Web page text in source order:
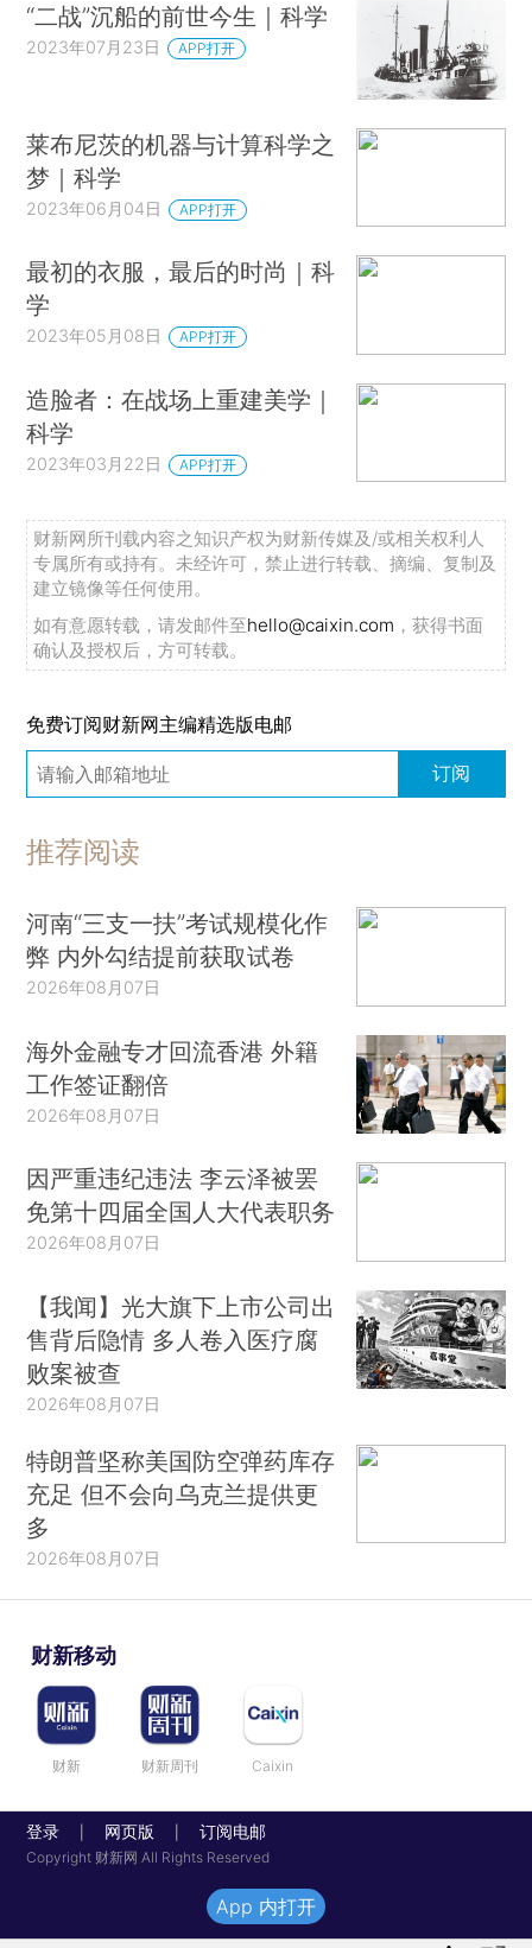
“二战”沉船的前世今生｜科学
2023年07月23日 APP打开
莱布尼茨的机器与计算科学之
梦｜科学
2023年06月04日 APP打开
最初的衣服，最后的时尚｜科
学
2023年05月08日 APP打开
造脸者：在战场上重建美学｜
科学
2023年03月22日 APP打开
财新网所刊载内容之知识产权为财新传媒及/或相关权利人
专属所有或持有。未经许可，禁止进行转载、摘编、复制及
建立镜像等任何使用。
如有意愿转载，请发邮件至hello@caixin.com ，获得书面
确认及授权后，方可转载。
免费订阅财新网主编精选版电邮
订阅
推荐阅读
河南“三支一扶”考试规模化作
弊 内外勾结提前获取试卷
2026年08月07日
海外金融专才回流香港 外籍
工作签证翻倍
2026年08月07日
因严重违纪违法 李云泽被罢
免第十四届全国人大代表职务
2026年08月07日
【我闻】光大旗下上市公司出
售背后隐情 多人卷入医疗腐
败案被查
2026年08月07日
特朗普坚称美国防空弹药库存
充足 但不会向乌克兰提供更
多
2026年08月07日
财新移动
财新 财新周刊 Caixin
登录 网页版 订阅电邮
Copyright 财新网 All Rights Reserved
App 内打开